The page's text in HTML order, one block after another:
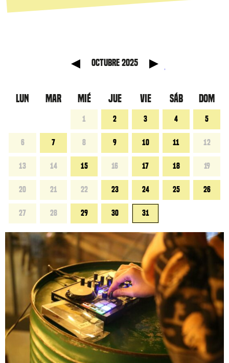
octubre 2025
LUN MAR MIÉ JUE VIE SÁB DOM
1 2 3 4 5
6 7 8 9 10 11 12
13 14 15 16 17 18 19
20 21 22 23 24 25 26
27 28 29 30 31